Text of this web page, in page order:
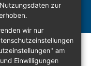
zur
wir nur
am
Einwilligungen